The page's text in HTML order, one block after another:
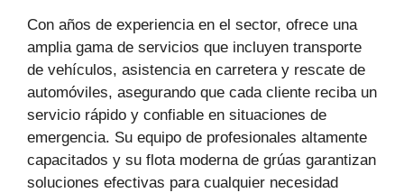
Con años de experiencia en el sector, ofrece una
amplia gama de servicios que incluyen transporte
de vehículos, asistencia en carretera y rescate de
automóviles, asegurando que cada cliente reciba un
servicio rápido y confiable en situaciones de
emergencia. Su equipo de profesionales altamente
capacitados y su flota moderna de grúas garantizan
soluciones efectivas para cualquier necesidad